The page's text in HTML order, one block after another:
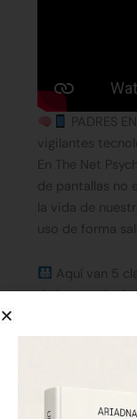
PADRES
vigilantes
En The Net
de pantallas no
la vida de
uso de forma
Aquí van 5
de la tecnología
Crea rutinas
Conversa, no